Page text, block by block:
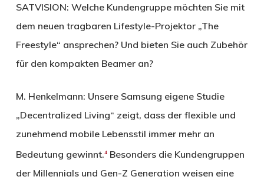
SATVISION: Welche Kundengruppe möchten Sie mit
dem neuen tragbaren Lifestyle-Projektor „The
Freestyle“ ansprechen? Und bieten Sie auch Zubehör
für den kompakten Beamer an?
M. Henkelmann: Unsere Samsung eigene Studie
„Decentralized Living“ zeigt, dass der flexible und
zunehmend mobile Lebensstil immer mehr an
Bedeutung gewinnt.4Besonders die Kundengruppen
der Millennials und Gen-Z Generation weisen eine